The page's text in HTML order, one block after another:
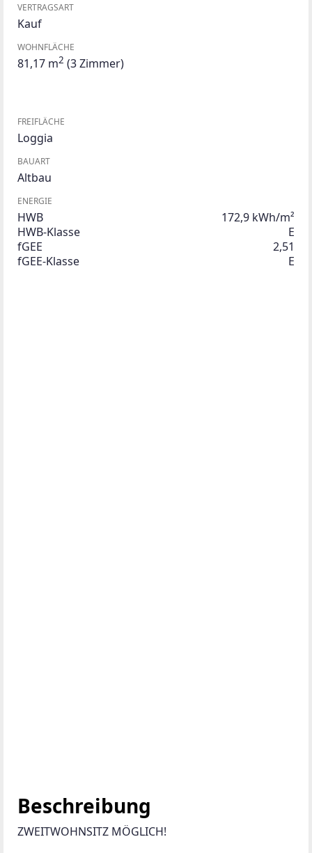
VERTRAGSART
Kauf
WOHNFLÄCHE
81,17 m2 (3 Zimmer)
FREIFLÄCHE
Loggia
BAUART
Altbau
ENERGIE
HWB
172,9 kWh/m²
HWB-Klasse
E
fGEE
2,51
fGEE-Klasse
E
Beschreibung
ZWEITWOHNSITZ MÖGLICH!